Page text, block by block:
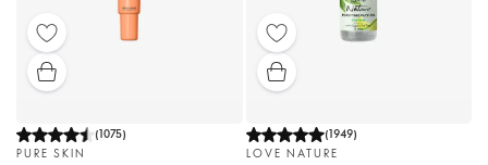
(1075)
PURE SKIN
(1949)
LOVE NATURE